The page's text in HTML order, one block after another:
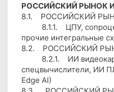
РОССИЙСКИЙ РЫНОК
8.1. РОССИЙСКИЙ
8.1.1. ЦПУ,
прочие интегральные
8.2. РОССИЙСКИЙ
8.2.1. ИИ
спецвычислители, ИИ
Edge AI)